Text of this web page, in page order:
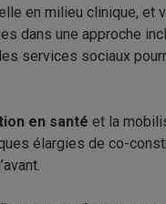
en milieu clinique, et
dans une approche
services sociaux
en santé et la
élargies de co-